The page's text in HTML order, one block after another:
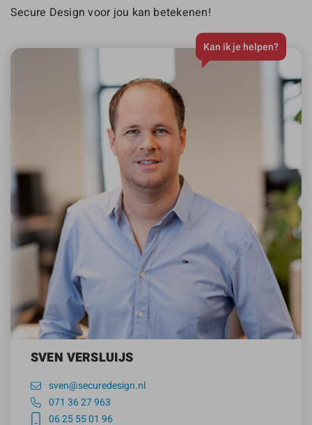
Secure Design voor jou kan betekenen!
Kan ik je helpen?
SVEN VERSLUIJS
sven@securedesign.nl
071 36 27 963
06 25 55 01 96